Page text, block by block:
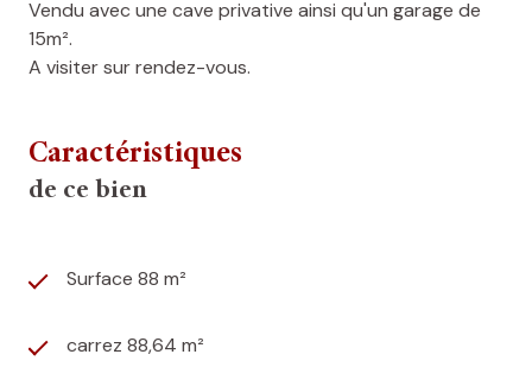
Vendu avec une cave privative ainsi qu'un garage de
15m².
A visiter sur rendez-vous.
Caractéristiques
de ce bien
Surface 88 m²
carrez 88,64 m²